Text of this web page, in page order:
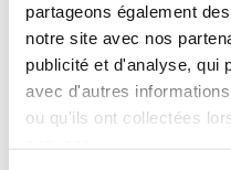
partageons également
notre site avec nos
publicité et d'analyse, qui
avec d'autres
ou qu'ils ont collectées
Tél.